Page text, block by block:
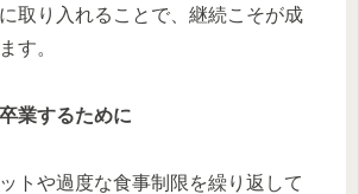
取り入れることで、継続こそが成
す。
業するために
トや過度な食事制限を繰り返して